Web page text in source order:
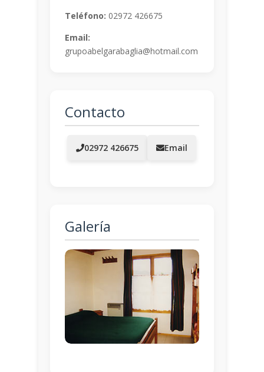
Teléfono: 02972 426675
Email:
grupoabelgarabaglia@hotmail.com
Contacto
02972 426675 Email
Galería